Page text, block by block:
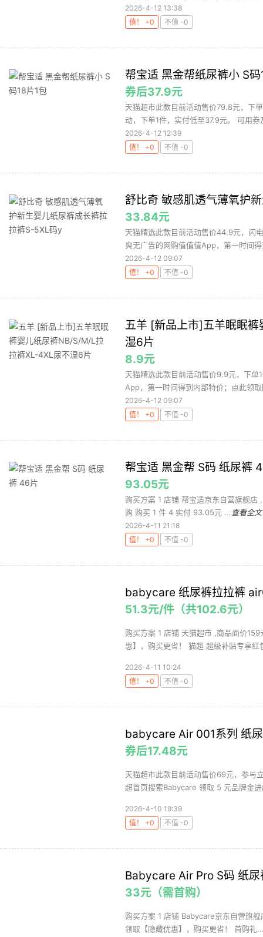
2026-4-12 13:38
值！ +0
不值 -0
帮宝适 黑金帮纸尿裤小 S
券后37.9元
天猫超市此款目前活动售价79.8元，下
动，下单1件，实付低至37.9元。 可用
2026-4-12 12:39
值！ +0
不值 -0
舒比奇 敏感肌透气薄氧护
33.84元
天猫精选此款目前活动售价44.9元，闪
爽无广告的网购值值值App，第一时间
2026-4-12 09:07
值！ +0
不值 -0
五羊 [新品上市]五羊眠眠
湿6片
8.9元
天猫精选此款目前活动售价9.9元，下
App，第一时间得到内部特价；点此领
2026-4-12 09:07
值！ +0
不值 -0
帮宝适 黑金帮 S码 纸尿裤
93.05元
购买方案 1 店铺 帮宝适京东自营旗舰
购 购买 1 件 4 实付 93.05元 ... 查看全文
2026-4-11 21:18
值！ +0
不值 -0
babycare 纸尿裤拉拉裤
51.3元/件（共102.6元）
购买方案 1 店铺 天猫超市 ,商品面价
惠】，购买更省！ 猫超 超级补贴专享红
2026-4-11 10:24
值！ +0
不值 -0
babycare Air 001系列 纸
券后17.48元
天猫超市此款目前活动售价69元，参与
超首页搜索Babycare 领取 5 元品牌金
2026-4-10 19:39
值！ +0
不值 -0
Babycare Air Pro S码 纸
33元（需首购）
购买方案 1 店铺 Babycare京东自营旗
领取【隐藏优惠】，购买更省！ 首购礼